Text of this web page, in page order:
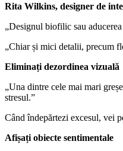
Rita Wilkins, designer de
„Designul biofilic sau
„Chiar și mici detalii, precum
Eliminați dezordinea vizuală
„Una dintre cele mai mari
stresul.”
Când îndepărtezi excesul, vei
Afișați obiecte sentimentale